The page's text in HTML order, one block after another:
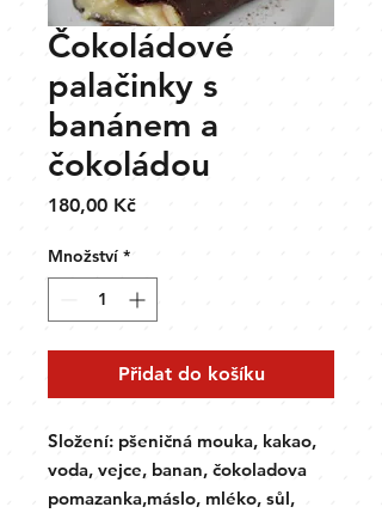
Čokoládové
palačinky s
banánem a
čokoládou
180,00 KčCena
Množství *
Přidat do košíku
Složení: pšeničná mouka, kakao,
voda, vejce, banan, čokoladova
pomazanka,máslo, mléko, sůl,